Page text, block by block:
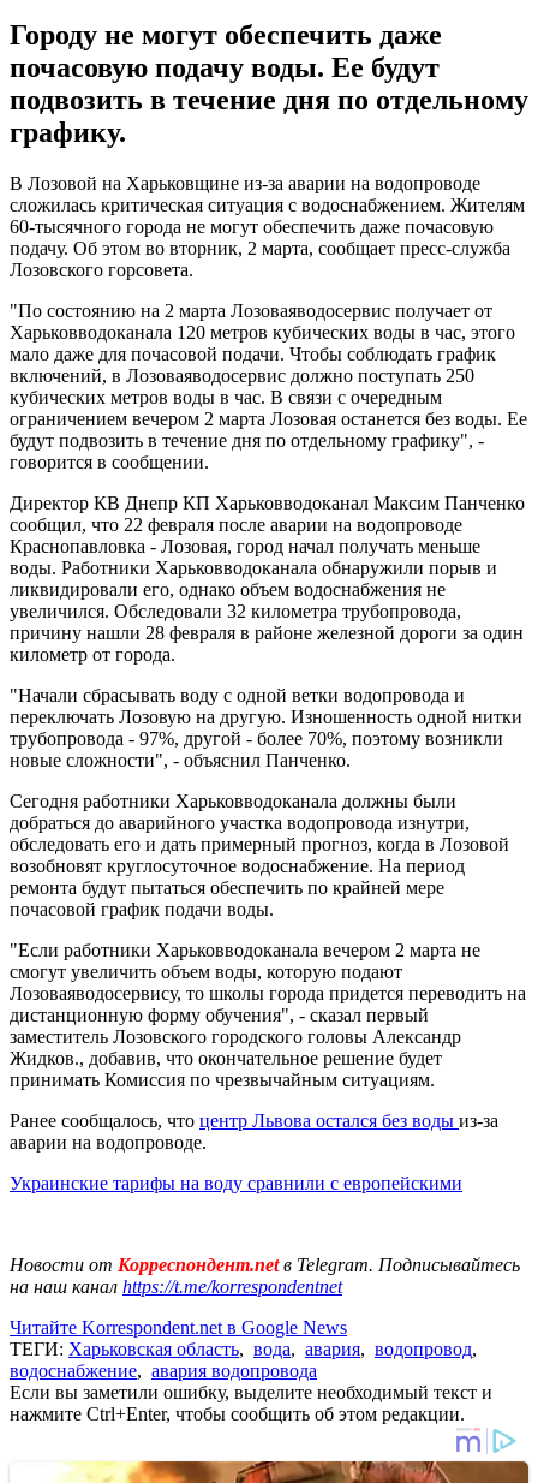
Городу не могут обеспечить даже
почасовую подачу воды. Ее будут
подвозить в течение дня по отдельному
графику.
В Лозовой на Харьковщине из-за аварии на водопроводе
сложилась критическая ситуация с водоснабжением. Жителям
60-тысячного города не могут обеспечить даже почасовую
подачу. Об этом во вторник, 2 марта, сообщает пресс-служба
Лозовского горсовета.
"По состоянию на 2 марта Лозоваяводосервис получает от
Харьковводоканала 120 метров кубических воды в час, этого
мало даже для почасовой подачи. Чтобы соблюдать график
включений, в Лозоваяводосервис должно поступать 250
кубических метров воды в час. В связи с очередным
ограничением вечером 2 марта Лозовая останется без воды. Ее
будут подвозить в течение дня по отдельному графику", -
говорится в сообщении.
Директор КВ Днепр КП Харьковводоканал Максим Панченко
сообщил, что 22 февраля после аварии на водопроводе
Краснопавловка - Лозовая, город начал получать меньше
воды. Работники Харьковводоканала обнаружили порыв и
ликвидировали его, однако объем водоснабжения не
увеличился. Обследовали 32 километра трубопровода,
причину нашли 28 февраля в районе железной дороги за один
километр от города.
"Начали сбрасывать воду с одной ветки водопровода и
переключать Лозовую на другую. Изношенность одной нитки
трубопровода - 97%, другой - более 70%, поэтому возникли
новые сложности", - объяснил Панченко.
Сегодня работники Харьковводоканала должны были
добраться до аварийного участка водопровода изнутри,
обследовать его и дать примерный прогноз, когда в Лозовой
возобновят круглосуточное водоснабжение. На период
ремонта будут пытаться обеспечить по крайней мере
почасовой график подачи воды.
"Если работники Харьковводоканала вечером 2 марта не
смогут увеличить объем воды, которую подают
Лозоваяводосервису, то школы города придется переводить на
дистанционную форму обучения", - сказал первый
заместитель Лозовского городского головы Александр
Жидков., добавив, что окончательное решение будет
принимать Комиссия по чрезвычайным ситуациям.
Ранее сообщалось, что центр Львова остался без воды из-за
аварии на водопроводе.
Украинские тарифы на воду сравнили с европейскими
Новости от Корреспондент.netв Telegram. Подписывайтесь
на наш канал https://t.me/korrespondentnet
Читайте Korrespondent.net в Google News
ТЕГИ: Харьковская область, вода, авария, водопровод,
водоснабжение, авария водопровода
Если вы заметили ошибку, выделите необходимый текст и
нажмите Ctrl+Enter, чтобы сообщить об этом редакции.